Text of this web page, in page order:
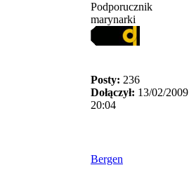
Podporucznik
marynarki
Posty: 236
Dołączył: 13/02/2009
20:04
Bergen